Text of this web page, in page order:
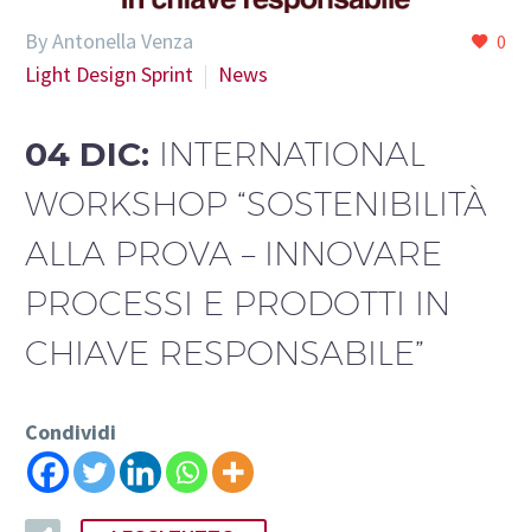
0
By Antonella Venza
Light Design Sprint
News
04 DIC: INTERNATIONAL
WORKSHOP “SOSTENIBILITÀ
ALLA PROVA – INNOVARE
PROCESSI E PRODOTTI IN
CHIAVE RESPONSABILE”
Condividi